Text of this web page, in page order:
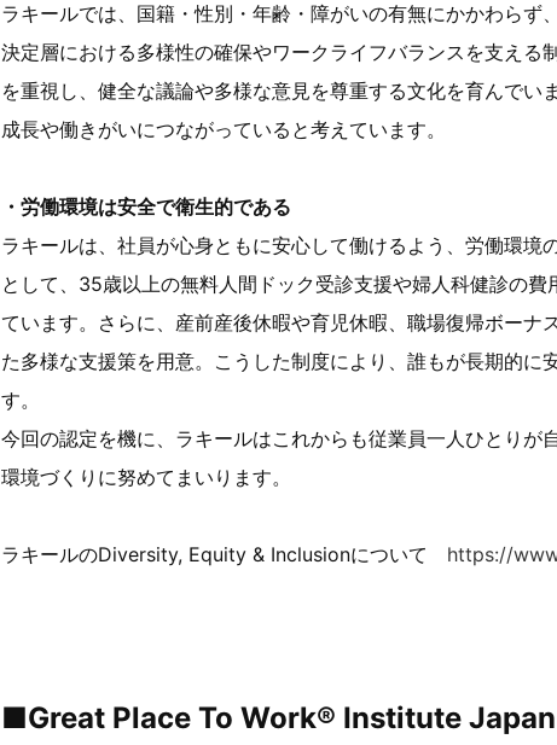
ラキールでは、国籍・性別・年齢・障がいの有無にかかわらず
決定層における多様性の確保やワークライフバランスを支える
を重視し、健全な議論や多様な意見を尊重する文化を育んで
成長や働きがいにつながっていると考えています。
・労働環境は安全で衛生的である
ラキールは、社員が心身ともに安心して働けるよう、労働環境
として、35歳以上の無料人間ドック受診支援や婦人科健診の
ています。さらに、産前産後休暇や育児休暇、職場復帰ボーナ
た多様な支援策を用意。こうした制度により、誰もが長期的に
す。
今回の認定を機に、ラキールはこれからも従業員一人ひとりが
環境づくりに努めてまいります。
ラキールのDiversity, Equity & Inclusionについて https://
■Great Place To Work® Institute Japan